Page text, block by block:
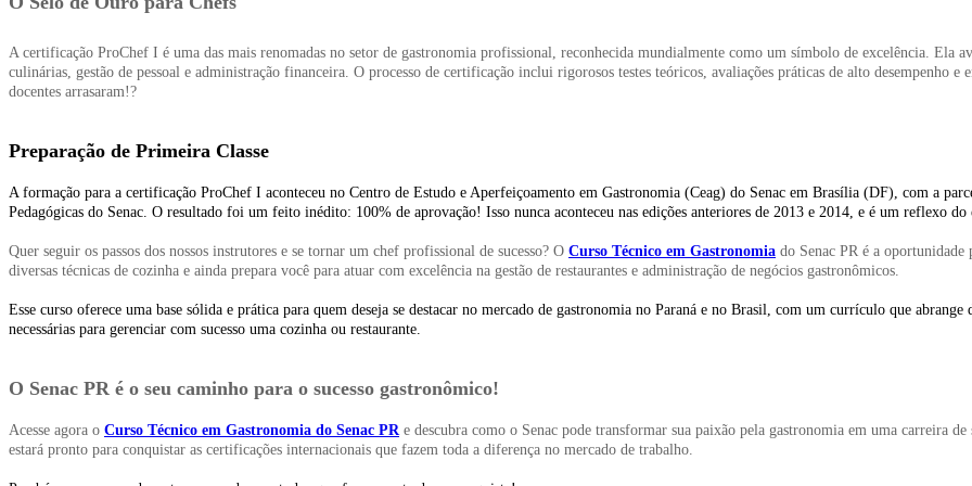
A certificação ProChef I é uma das mais renomadas no setor de gastronomia profissional, reconhecida mundialmente como um símbolo de excelência. Ela
culinárias, gestão de pessoal e administração financeira. O processo de certificação inclui rigorosos testes teóricos, avaliações práticas de alto desempenho
docentes arrasaram!?
Preparação de Primeira Classe
A formação para a certificação ProChef I aconteceu no Centro de Estudo e Aperfeiçoamento em Gastronomia (Ceag) do Senac em Brasília (DF), com a
Pedagógicas do Senac. O resultado foi um feito inédito: 100% de aprovação! Isso nunca aconteceu nas edições anteriores de 2013 e 2014, e é um reflexo
Quer seguir os passos dos nossos instrutores e se tornar um chef profissional de sucesso? O Curso Técnico em Gastronomia do Senac PR é a
diversas técnicas de cozinha e ainda prepara você para atuar com excelência na gestão de restaurantes e administração de negócios gastronômicos.
Esse curso oferece uma base sólida e prática para quem deseja se destacar no mercado de gastronomia no Paraná e no Brasil, com um currículo que
necessárias para gerenciar com sucesso uma cozinha ou restaurante.
O Senac PR é o seu caminho para o sucesso gastronômico!
Acesse agora o Curso Técnico em Gastronomia do Senac PR e descubra como o Senac pode transformar sua paixão pela gastronomia em uma carreira
estará pronto para conquistar as certificações internacionais que fazem toda a diferença no mercado de trabalho.